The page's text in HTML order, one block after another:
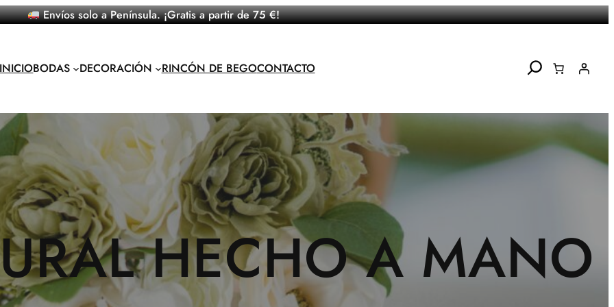
Envíos solo a Península. ¡Gratis a partir de 75 €!
INICIOBODAS DECORACIÓN RINCÓN DE BEGOCONTACTO Search
HECHO A MANO